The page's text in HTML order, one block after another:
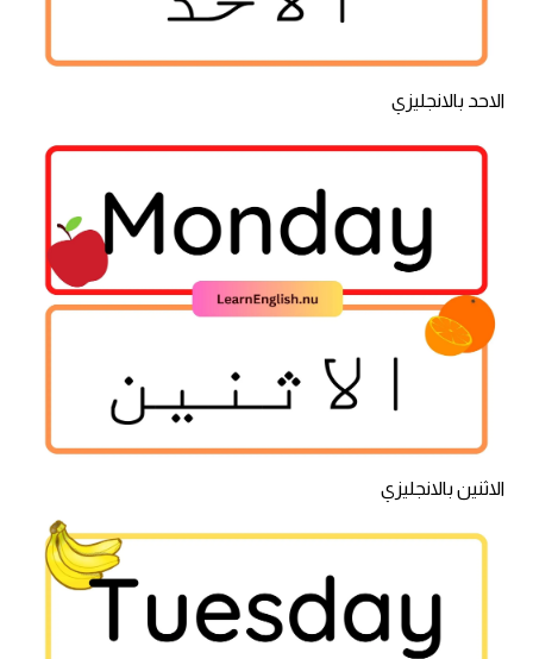
الاحد بالانجليزي
الاثنين بالانجليزي